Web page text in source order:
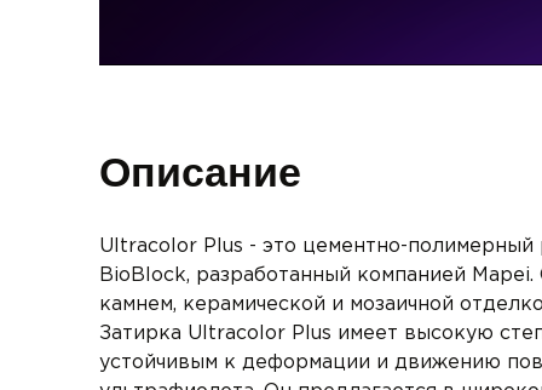
Описание
Ultracolor Plus - это цементно-
BioBlock, разработанный компанией
камнем, керамической и мозаичной
Затирка Ultracolor Plus имеет высокую
устойчивым к деформации и движению